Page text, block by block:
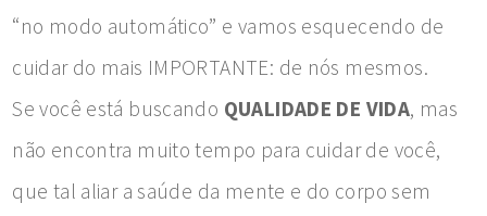
“no modo automático” e vamos esquecendo de
cuidar do mais IMPORTANTE: de nós mesmos.
Se você está buscando QUALIDADE DE VIDA, mas
não encontra muito tempo para cuidar de você,
que tal aliar a saúde da mente e do corpo sem